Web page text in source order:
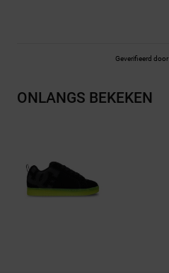
Geverifieerd door
ONLANGS BEKEKEN